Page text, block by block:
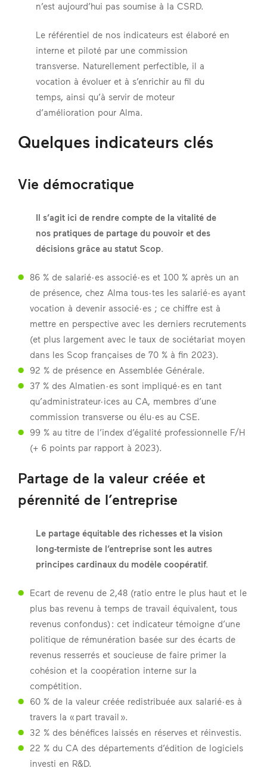
n’est aujourd’hui pas soumise à la CSRD.
Le référentiel de nos indicateurs est élaboré en
interne et piloté par une commission
transverse. Naturellement perfectible, il a
vocation à évoluer et à s’enrichir au fil du
temps, ainsi qu’à servir de moteur
d’amélioration pour Alma.
Quelques indicateurs clés
Vie démocratique
Il s’agit ici de rendre compte de la vitalité de
nos pratiques de partage du pouvoir et des
décisions grâce au statut Scop.
86 % de salarié·es associé·es et 100 % après un an
de présence, chez Alma tous·tes les salarié·es ayant
vocation à devenir associé·es ; ce chiffre est à
mettre en perspective avec les derniers recrutements
(et plus largement avec le taux de sociétariat moyen
dans les Scop françaises de 70 % à fin 2023).
92 % de présence en Assemblée Générale.
37 % des Almatien·es sont impliqué·es en tant
qu’administrateur·ices au CA, membres d’une
commission transverse ou élu·es au CSE.
99 % au titre de l’index d’égalité professionnelle F/H
(+ 6 points par rapport à 2023).
Partage de la valeur créée et
pérennité de l’entreprise
Le partage équitable des richesses et la vision
long-termiste de l’entreprise sont les autres
principes cardinaux du modèle coopératif.
Ecart de revenu de 2,48 (ratio entre le plus haut et le
plus bas revenu à temps de travail équivalent, tous
revenus confondus) : cet indicateur témoigne d’une
politique de rémunération basée sur des écarts de
revenus resserrés et soucieuse de faire primer la
cohésion et la coopération interne sur la
compétition.
60 % de la valeur créée redistribuée aux salarié·es à
travers la « part travail ».
32 % des bénéfices laissés en réserves et réinvestis.
22 % du CA des départements d’édition de logiciels
investi en R&D.